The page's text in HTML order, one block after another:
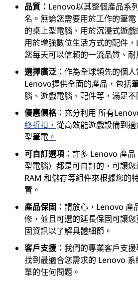
品質： Lenovo以其整個產品系
名。無論您需要用於工作的筆
的桌上型電腦、用於沉浸式遊
用於增強數位生活方式的配件
您每天可以信賴的一流品質、耐
選擇廣泛： 作為全球領先的個人
Lenovo提供全面的產品，包括
腦、遊戲電腦、配件等，滿足不
優惠價格： 充分利用 所有
終折扣， 從高效能遊戲設備到
型筆電。
可自訂選項： 許多 Lenovo 產
型電腦）都是可自訂的，可讓您
RAM 和儲存等組件來根據您的
置。
產品保固： 請放心，Lenovo 產
修，並且可選的延長保固可讓
固資訊以了解具體細節。
客戶支援： 我們的專業客戶支
找到最適合您需求的 Lenovo
單的任何問題。